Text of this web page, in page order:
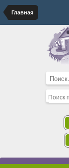
Главная